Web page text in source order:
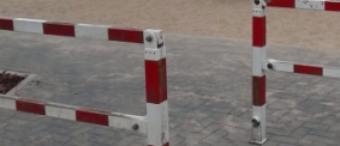
Kontakt